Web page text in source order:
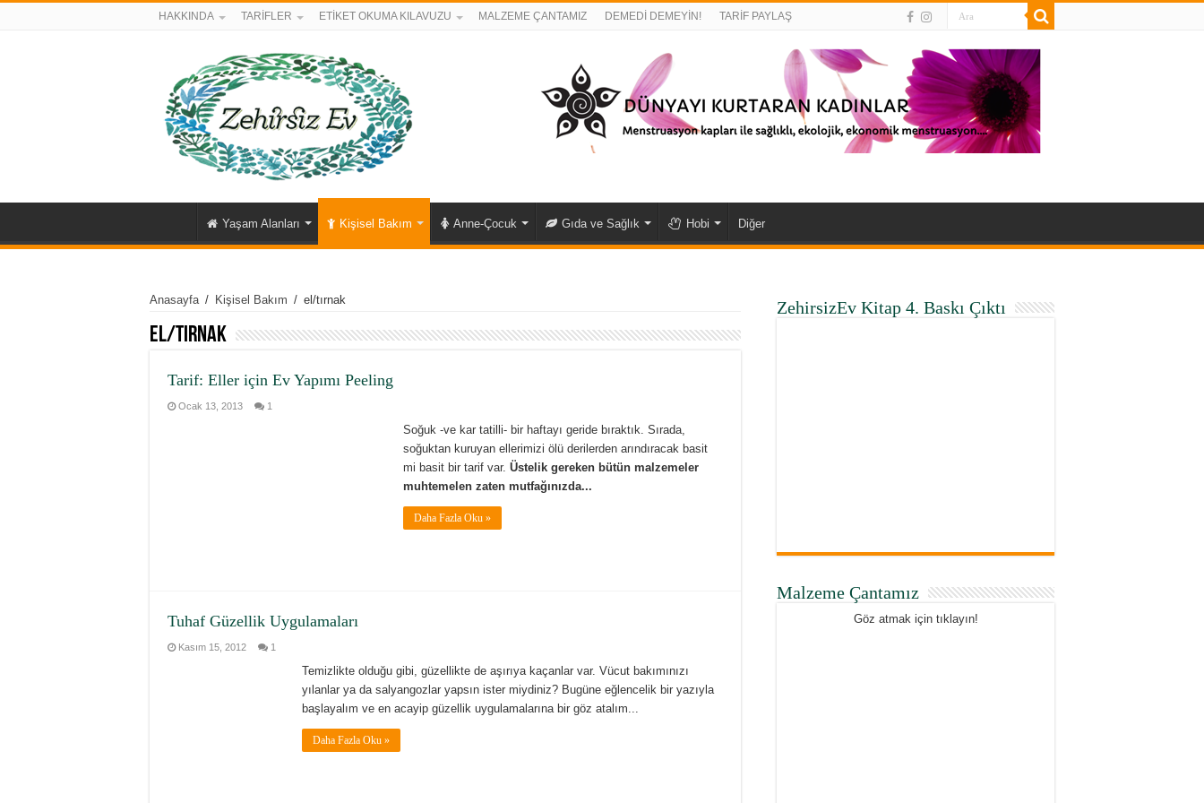
HAKKINDA TARİFLER ETİKET OKUMA KILAVUZU MALZEME ÇANTAMIZ DEMEDİ DEMEYİN! TARİF PAYLAŞ
Yaşam Alanları Kişisel Bakım Anne-Çocuk Gıda ve Sağlık Hobi Diğer
Anasayfa / Kişisel Bakım / el/tırnak
el/tırnak
Tarif: Eller için Ev Yapımı Peeling
Ocak 13, 2013 1
Soğuk -ve kar tatilli- bir haftayı geride bıraktık. Sırada,
soğuktan kuruyan ellerimizi ölü derilerden arındıracak basit
mi basit bir tarif var. Üstelik gereken bütün malzemeler
muhtemelen zaten mutfağınızda...
Daha Fazla Oku »
Tuhaf Güzellik Uygulamaları
Kasım 15, 2012 1
Temizlikte olduğu gibi, güzellikte de aşırıya kaçanlar var. Vücut bakımınızı
yılanlar ya da salyangozlar yapsın ister miydiniz? Bugüne eğlencelik bir yazıyla
başlayalım ve en acayip güzellik uygulamalarına bir göz atalım...
Daha Fazla Oku »
ZehirsizEv Kitap 4. Baskı Çıktı
Malzeme Çantamız
Göz atmak için tıklayın!